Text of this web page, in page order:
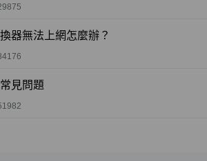
器無法上網怎麼辦？
見問題